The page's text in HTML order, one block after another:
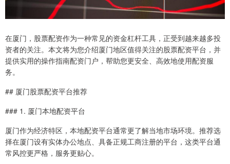
在厦门，股票配资作为一种常见的资金杠杆工具，正受到越来越多投
资者的关注。本文将为您介绍厦门地区值得关注的股票配资平台，并
提供实用的操作指南配资门户，帮助您更安全、高效地使用配资服
务。
## 厦门股票配资平台推荐
### 1. 厦门本地配资平台
厦门作为经济特区，本地配资平台通常更了解当地市场环境。推荐选
择在厦门设有实体办公地点、具备正规工商注册的平台，这类平台通
常风控更严格，服务更贴心。